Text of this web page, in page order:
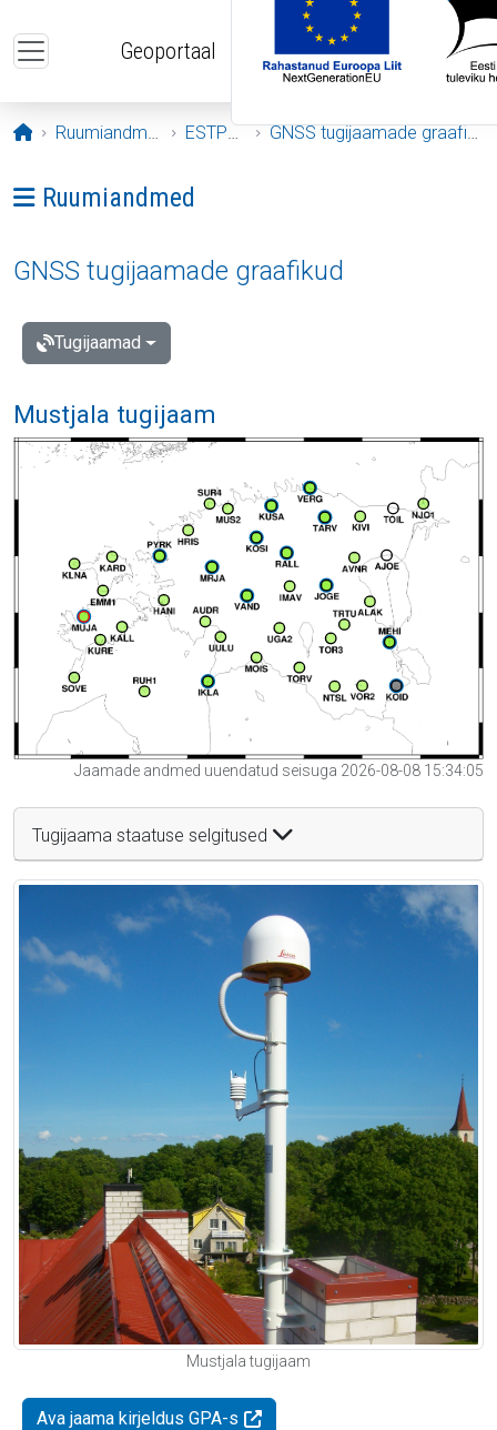
Geoportaal
Avaleht
Ruumiandmed ESTPOS GNSS tugijaamade graafikud
Ava menüü: Ruumiandmed
Ruumiandmed
GNSS tugijaamade graafikud
Tugijaamad
Mustjala tugijaam
Jaamade andmed uuendatud seisuga 2026-08-08 15:34:05
Tugijaama staatuse selgitused
Mustjala tugijaam
Ava jaama kirjeldus GPA-s